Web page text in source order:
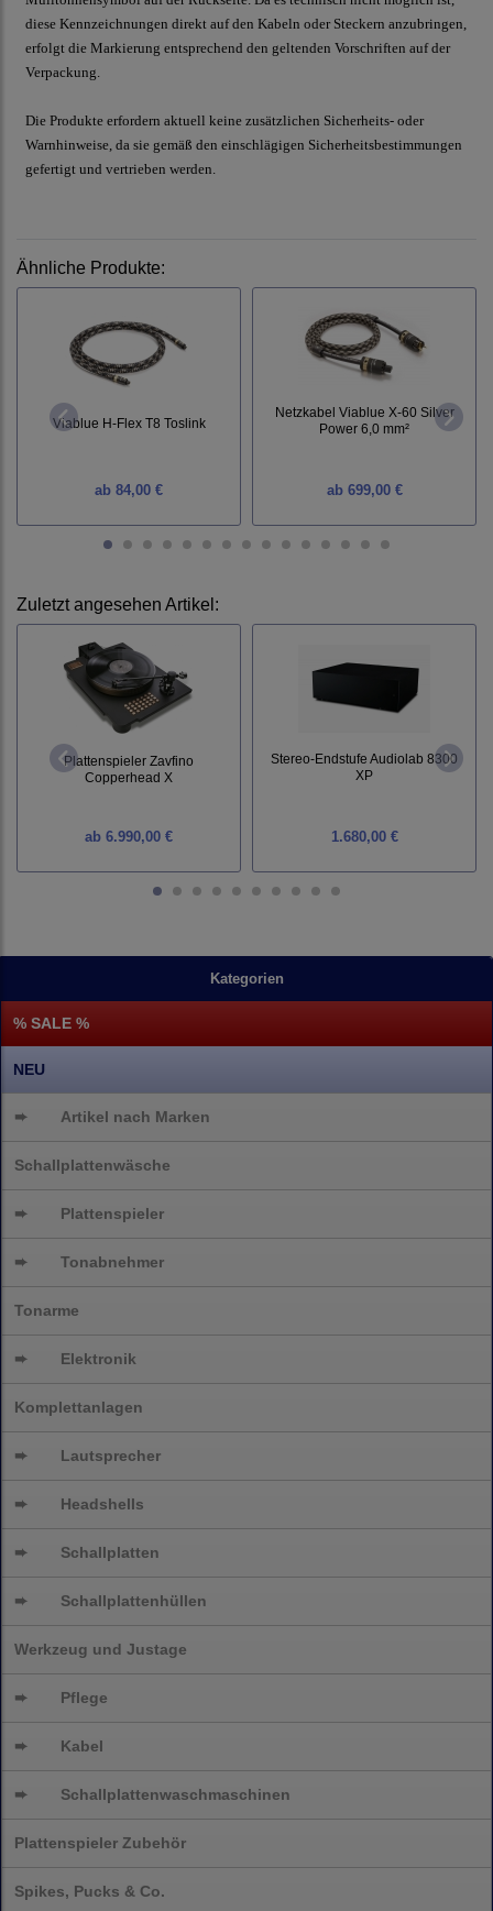
Kategorien
% SALE %
NEU
➨ Artikel nach Marken
Schallplattenwäsche
➨ Plattenspieler
➨ Tonabnehmer
Tonarme
➨ Elektronik
Komplettanlagen
➨ Lautsprecher
➨ Headshells
➨ Schallplatten
➨ Schallplattenhüllen
Werkzeug und Justage
➨ Pflege
➨ Kabel
➨ Schallplattenwaschmaschinen
Plattenspieler Zubehör
Spikes, Pucks & Co.
diese Kennzeichnungen direkt auf den Kabeln oder Steckern anzubringen,
erfolgt die Markierung entsprechend den geltenden Vorschriften auf der
Verpackung.
Die Produkte erfordern aktuell keine zusätzlichen Sicherheits- oder
Warnhinweise, da sie gemäß den einschlägigen Sicherheitsbestimmungen
gefertigt und vertrieben werden.
Ähnliche Produkte:
Viablue H-Flex T8 Toslink
ab 84,00 €
Netzkabel Viablue X-60 Silver
Power 6,0 mm²
ab699,00 €
Zuletzt angesehen Artikel:
Plattenspieler Zavfino
Copperhead X
ab 6.990,00 €
Stereo-Endstufe Audiolab 8300
XP
1.680,00 €